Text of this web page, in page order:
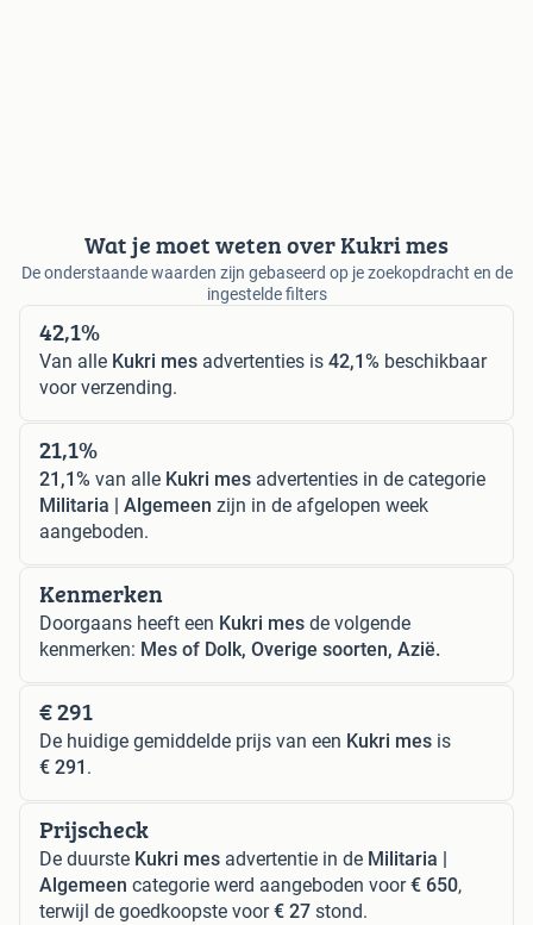
Wat je moet weten over Kukri mes
De onderstaande waarden zijn gebaseerd op je zoekopdracht en de
ingestelde filters
42,1%
Van alle Kukri mes advertenties is 42,1% beschikbaar
voor verzending.
21,1%
21,1% van alle Kukri mes advertenties in de categorie
Militaria | Algemeen zijn in de afgelopen week
aangeboden.
Kenmerken
Doorgaans heeft een Kukri mes de volgende
kenmerken: Mes of Dolk, Overige soorten, Azië.
€ 291
De huidige gemiddelde prijs van een Kukri mes is
€ 291 .
Prijscheck
De duurste Kukri mes advertentie in de Militaria |
Algemeen categorie werd aangeboden voor€ 650,
terwijl de goedkoopste voor€ 27 stond.